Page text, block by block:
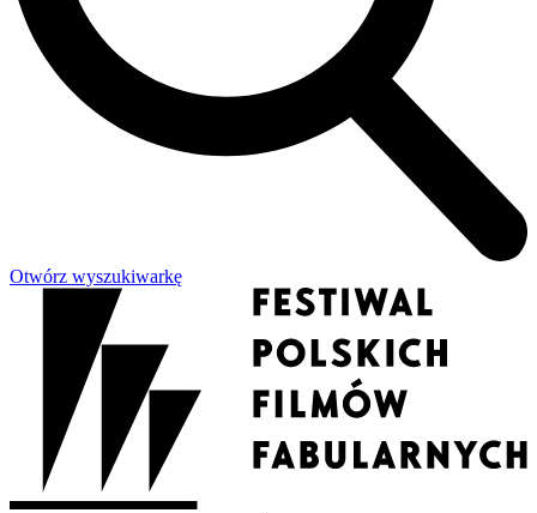
Otwórz wyszukiwarkę